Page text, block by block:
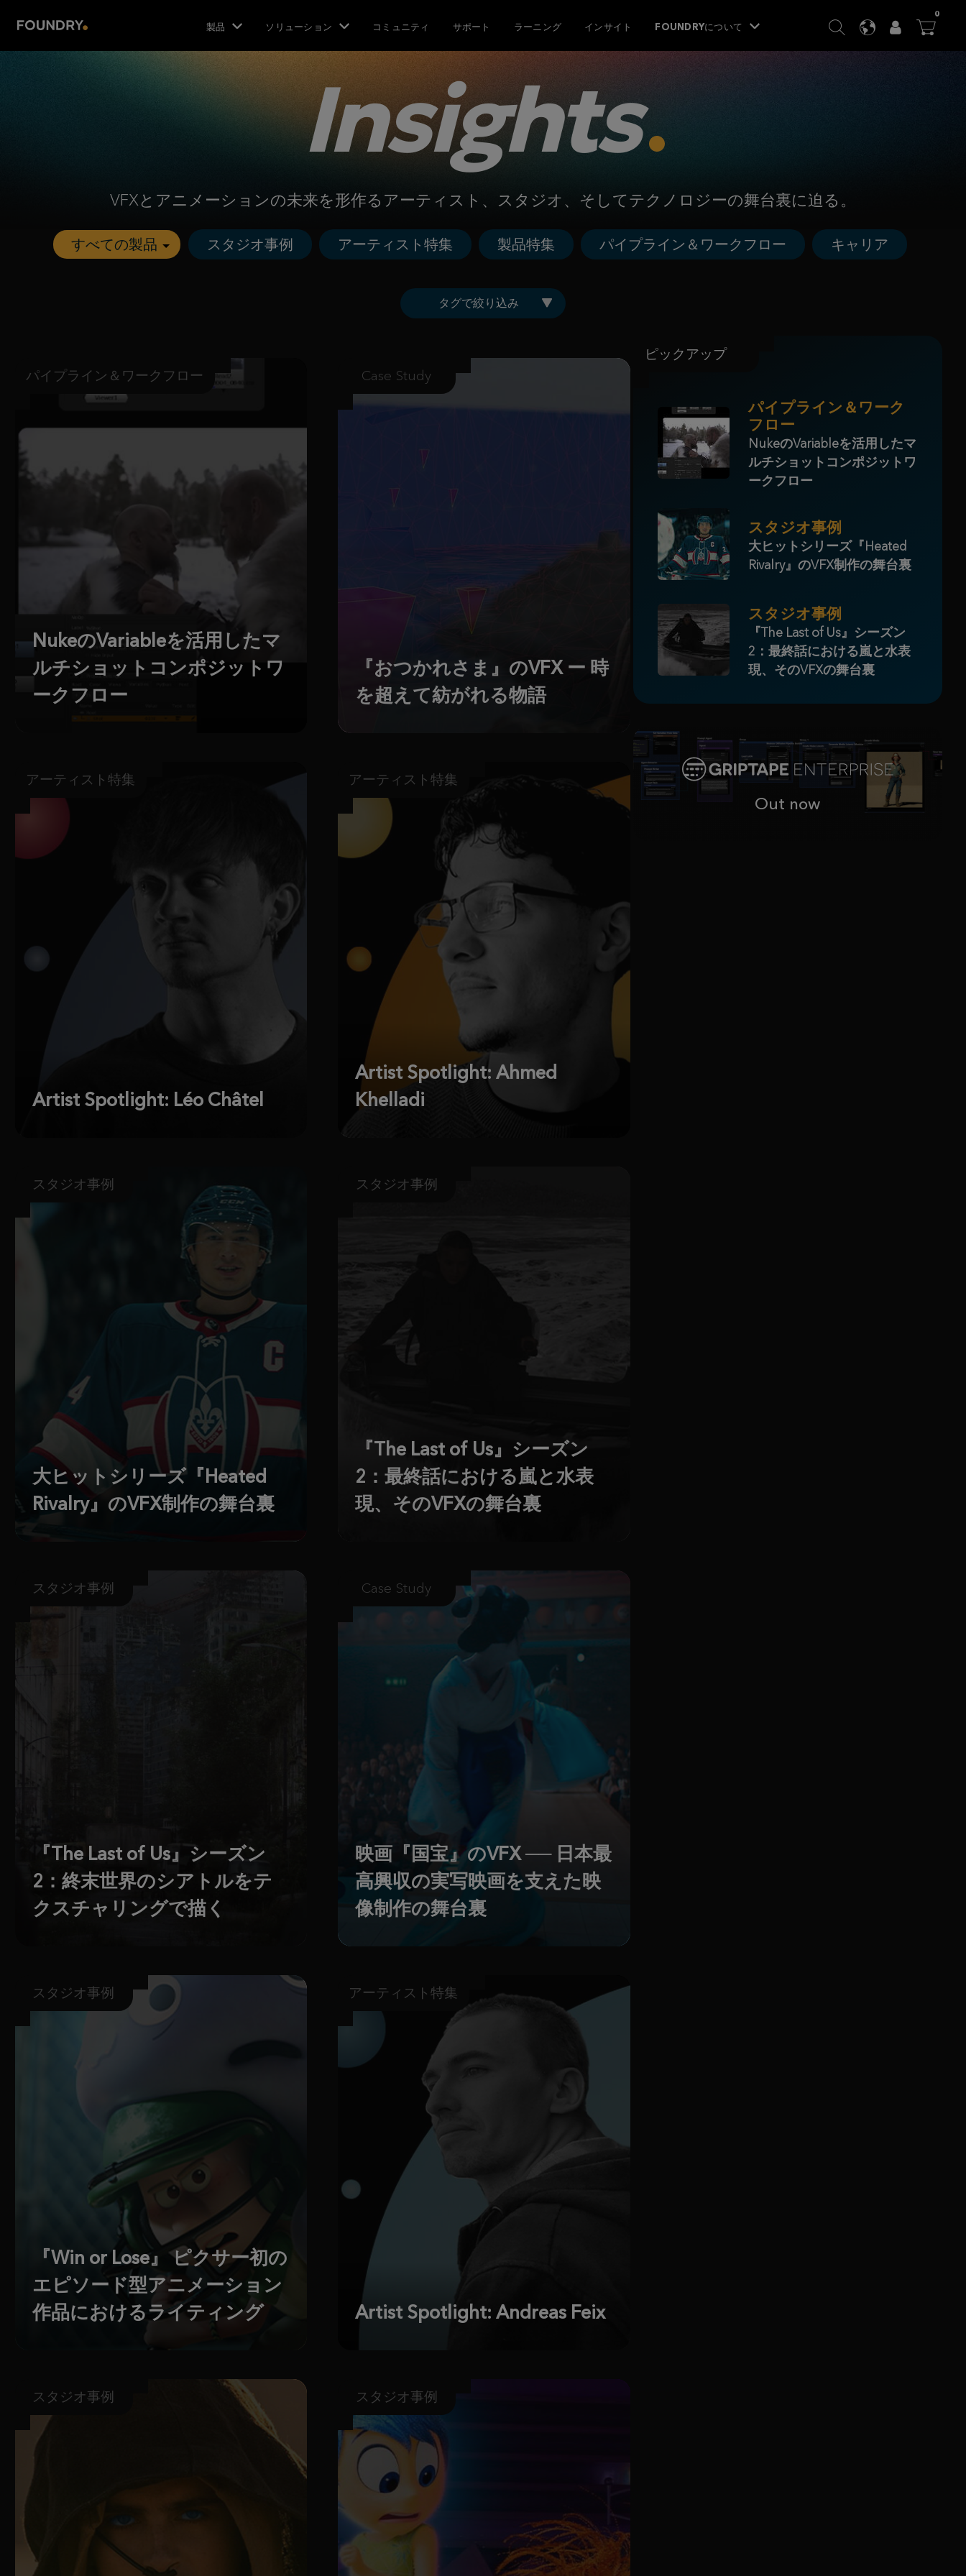
製品 ソリューション コミュニティ サポート ラーニング インサイト FOUNDRYについて  SEARCH
LANGUAGE
USER

0ITEMS
Insights
VFXとアニメーションの未来を形作るアーティスト、スタジオ、そしてテクノロジーの舞台裏に迫る。
スタジオ事例 アーティスト特集 製品特集 パイプライン＆ワークフロー キャリア
タグで絞り込み
パイプライン＆ワークフロー
NukeのVariableを活用したマ
ルチショットコンポジットワ
ークフロー
Case Study
『おつかれさま』のVFX ー 時
を超えて紡がれる物語
アーティスト特集
Artist Spotlight: Léo Châtel
アーティスト特集
Artist Spotlight: Ahmed
Khelladi
スタジオ事例
大ヒットシリーズ『Heated
Rivalry』のVFX制作の舞台裏
スタジオ事例
『The Last of Us』シーズン
2：最終話における嵐と水表
現、そのVFXの舞台裏
スタジオ事例
『The Last of Us』シーズン
2：終末世界のシアトルをテ
クスチャリングで描く
Case Study
映画『国宝』のVFX ── 日本最
高興収の実写映画を支えた映
像制作の舞台裏
スタジオ事例
『Win or Lose』 ピクサー初の
エピソード型アニメーション
作品におけるライティング
アーティスト特集
Artist Spotlight: Andreas Feix
スタジオ事例 スタジオ事例
ピックアップ
パイプライン＆ワーク
フロー
NukeのVariableを活用したマ
ルチショットコンポジットワ
ークフロー
スタジオ事例
大ヒットシリーズ『Heated
Rivalry』のVFX制作の舞台裏
スタジオ事例
『The Last of Us』シーズン
2：最終話における嵐と水表
現、そのVFXの舞台裏
Out now